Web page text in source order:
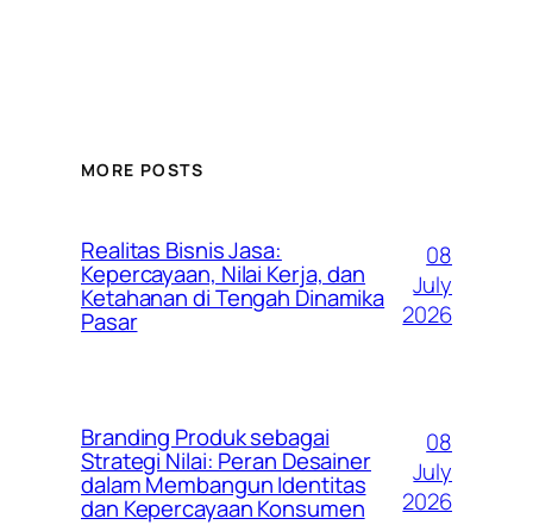
MORE POSTS
Realitas Bisnis Jasa:
Kepercayaan, Nilai Kerja, dan
Ketahanan di Tengah Dinamika
Pasar
08
July
2026
Branding Produk sebagai
Strategi Nilai: Peran Desainer
dalam Membangun Identitas
dan Kepercayaan Konsumen
08
July
2026